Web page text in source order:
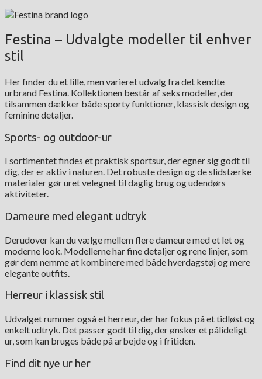
Festina – Udvalgte modeller til enhver
stil
Her finder du et lille, men varieret udvalg fra det kendte
urbrand Festina. Kollektionen består af seks modeller, der
tilsammen dækker både sporty funktioner, klassisk design og
feminine detaljer.
Sports- og outdoor-ur
I sortimentet findes et praktisk sportsur, der egner sig godt til
dig, der er aktiv i naturen. Det robuste design og de slidstærke
materialer gør uret velegnet til daglig brug og udendørs
aktiviteter.
Dameure med elegant udtryk
Derudover kan du vælge mellem flere dameure med et let og
moderne look. Modellerne har fine detaljer og rene linjer, som
gør dem nemme at kombinere med både hverdagstøj og mere
elegante outfits.
Herreur i klassisk stil
Udvalget rummer også et herreur, der har fokus på et tidløst og
enkelt udtryk. Det passer godt til dig, der ønsker et pålideligt
ur, som kan bruges både på arbejde og i fritiden.
Find dit nye ur her